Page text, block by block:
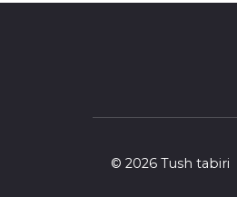
© 2026 Tush tabiri